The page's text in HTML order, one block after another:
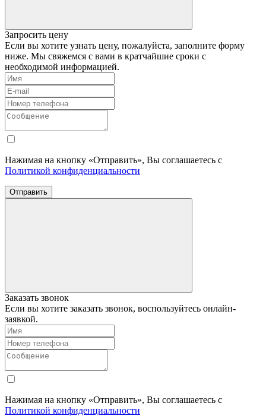
Запросить цену
Если вы хотите узнать цену, пожалуйста, заполните форму
ниже. Мы свяжемся с вами в кратчайшие сроки с
необходимой информацией.
Нажимая на кнопку «Отправить», Вы соглашаетесь с
Политикой конфиденциальности
Отправить
Заказать звонок
Если вы хотите заказать звонок, воспользуйтесь онлайн-
заявкой.
Нажимая на кнопку «Отправить», Вы соглашаетесь с
Политикой конфиденциальности